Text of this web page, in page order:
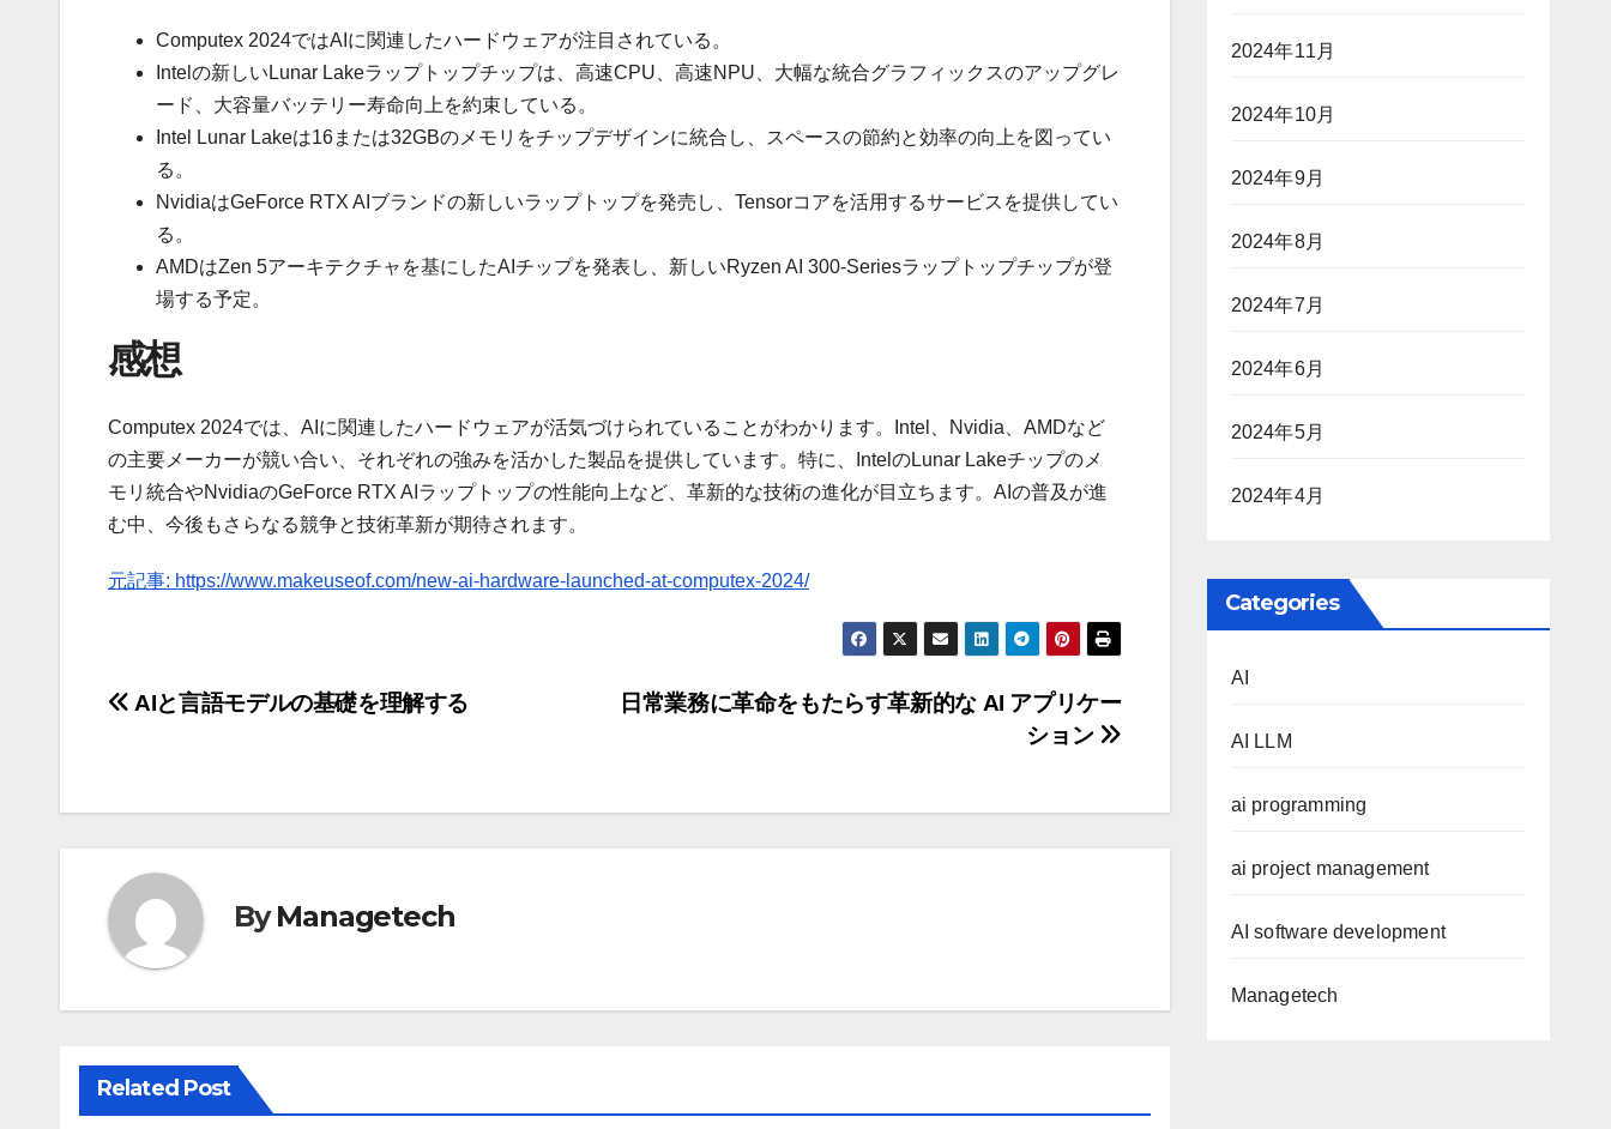
Computex 2024ではAIに関連したハードウェアが注目されている。
Intelの新しいLunar Lakeラップトップチップは、高速CPU、高速NPU、大幅な統合グラフィックスのアップグレ
ード、大容量バッテリー寿命向上を約束している。
Intel Lunar Lakeは16または32GBのメモリをチップデザインに統合し、スペースの節約と効率の向上を図ってい
る。
NvidiaはGeForce RTX AIブランドの新しいラップトップを発売し、Tensorコアを活用するサービスを提供してい
る。
AMDはZen 5アーキテクチャを基にしたAIチップを発表し、新しいRyzen AI 300-Seriesラップトップチップが登
場する予定。
感想
Computex 2024では、AIに関連したハードウェアが活気づけられていることがわかります。Intel、Nvidia、AMDなど
の主要メーカーが競い合い、それぞれの強みを活かした製品を提供しています。特に、IntelのLunar Lakeチップのメ
モリ統合やNvidiaのGeForce RTX AIラップトップの性能向上など、革新的な技術の進化が目立ちます。AIの普及が進
む中、今後もさらなる競争と技術革新が期待されます。
元記事: https://www.makeuseof.com/new-ai-hardware-launched-at-computex-2024/
投
ナ
ゲ
ー
シ
ョ
ン
日常業務に革命をもたらす革新的な AI アプリケー
ション
AIと言語モデルの基礎を理解する
ByManagetech
Related Post
2024年11月
2024年10月
2024年9月
2024年8月
2024年7月
2024年6月
2024年5月
2024年4月
Categories
AI
AI LLM
ai programming
ai project management
AI software development
Managetech